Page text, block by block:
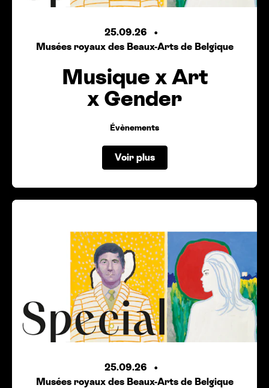
25.09.26
Musées royaux des Beaux-Arts de Belgique
Musique x Art
x Gender
Évènements
Voir plus
25.09.26
Musées royaux des Beaux-Arts de Belgique